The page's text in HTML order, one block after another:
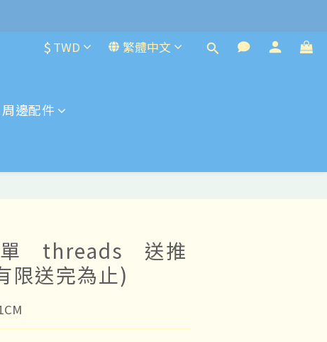
$ TWD 繁體中文
周邊配件
單 threads 送推
限送完為止)